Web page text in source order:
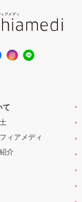
て
ィアメディ
介